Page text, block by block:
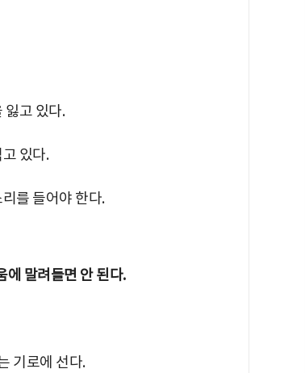
잃고 있다.
있다.
를 들어야 한다.
에 말려들면 안 된다.
기로에 선다.